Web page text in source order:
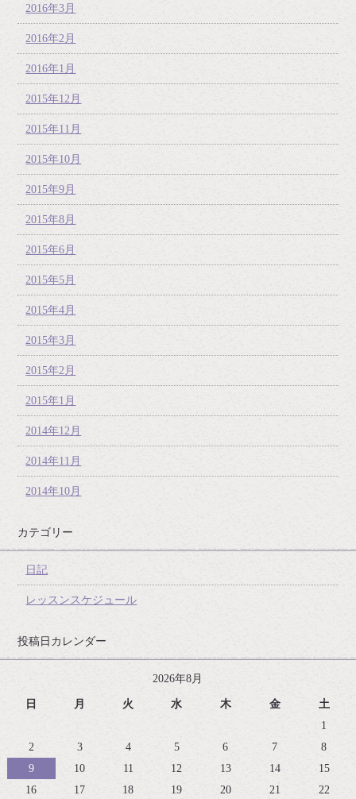
2016年3月
2016年2月
2016年1月
2015年12月
2015年11月
2015年10月
2015年9月
2015年8月
2015年6月
2015年5月
2015年4月
2015年3月
2015年2月
2015年1月
2014年12月
2014年11月
2014年10月
カテゴリー
日記
レッスンスケジュール
投稿日カレンダー
2026年8月
日 月 火 水 木 金
土
1
2
3 4 5 6 7
8
9
10 11 12 13 14
15
16
17 18 19 20 21 22